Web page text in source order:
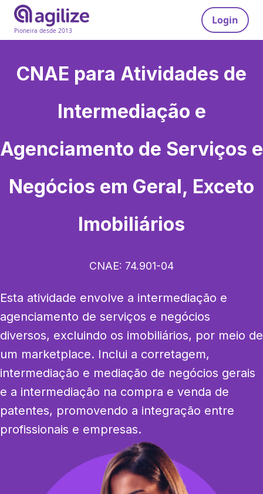
Pioneira desde 2013
Login
CNAE para Atividades de
Intermediação e
Agenciamento de Serviços e
Negócios em Geral, Exceto
Imobiliários
CNAE: 74.901-04
Esta atividade envolve a intermediação e
agenciamento de serviços e negócios
diversos, excluindo os imobiliários, por meio de
um marketplace. Inclui a corretagem,
intermediação e mediação de negócios gerais
e a intermediação na compra e venda de
patentes, promovendo a integração entre
profissionais e empresas.